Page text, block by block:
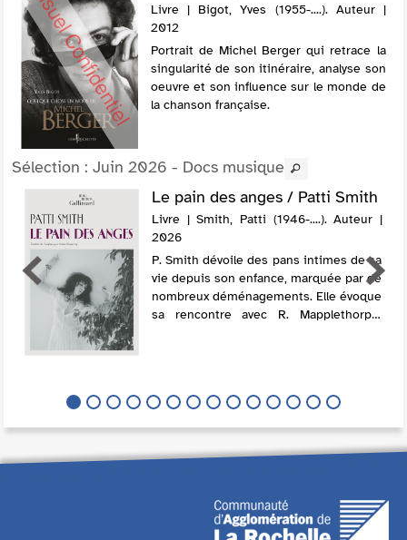
Livre | Bigot, Yves (1955-....). Auteur |
2012
Portrait de Michel Berger qui retrace la
singularité de son itinéraire, analyse son
oeuvre et son influence sur le monde de
la chanson française.
Sélection : Juin 2026 - Docs musique
Le pain des anges / Patti Smith
Livre | Smith, Patti (1946-....). Auteur |
2026
P. Smith dévoile des pans intimes de sa
vie depuis son enfance, marquée par de
nombreux déménagements. Elle évoque
sa rencontre avec R. Mapplethorpe,